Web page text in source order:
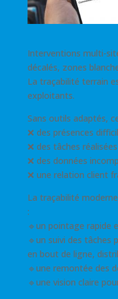
Interventions multi-
décalés, zones
La traçabilité terrain
exploitants.
Sans outils adaptés,
❌ des présences
❌ des tâches
❌ des données
❌ une relation client
La traçabilité
:
🔹un pointage rapide
🔹un suivi des tâches
en bout de ligne,
🔹une remontée des
🔹une vision claire